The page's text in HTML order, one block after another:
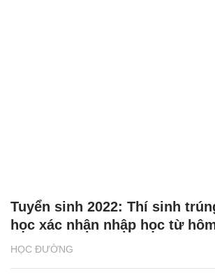
HỌC ĐƯỜNG
Tuyển sinh 2022: Thí sinh
học xác nhận nhập học từ